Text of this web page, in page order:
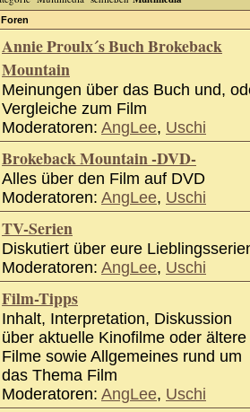
Foren
Annie Proulx´s Buch Brokeback
Mountain
Meinungen über das Buch und,
Vergleiche zum Film
Moderatoren: AngLee, Uschi
Brokeback Mountain -DVD-
Alles über den Film auf DVD
Moderatoren: AngLee, Uschi
TV-Serien
Diskutiert über eure
Moderatoren: AngLee, Uschi
Film-Tipps
Inhalt, Interpretation, Diskussion
über aktuelle Kinofilme oder ältere
Filme sowie Allgemeines rund um
das Thema Film
Moderatoren: AngLee, Uschi